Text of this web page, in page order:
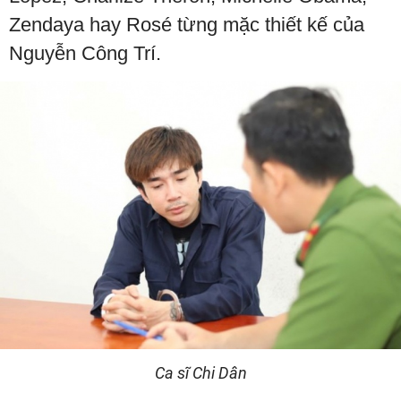
Zendaya hay Rosé từng mặc thiết kế của
Nguyễn Công Trí.
Ca sĩ Chi Dân